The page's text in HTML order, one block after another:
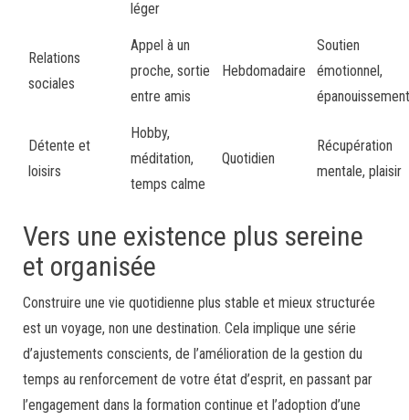
léger
Relations
sociales
Appel à un
proche, sortie
entre amis
Hebdomadaire
Soutien
émotionnel,
épanouissement
Détente et
loisirs
Hobby,
méditation,
temps calme
Quotidien
Récupération
mentale, plaisir
Vers une existence plus sereine
et organisée
Construire une vie quotidienne plus stable et mieux structurée
est un voyage, non une destination. Cela implique une série
d’ajustements conscients, de l’amélioration de la gestion du
temps au renforcement de votre état d’esprit, en passant par
l’engagement dans la formation continue et l’adoption d’une